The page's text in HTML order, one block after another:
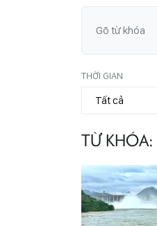
THỜI GIAN
TỪ KHÓA: